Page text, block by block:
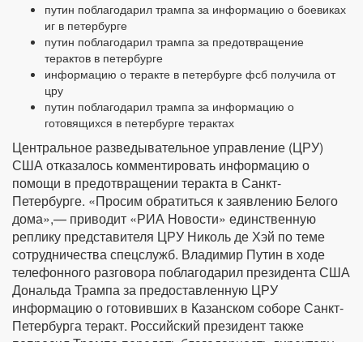
путин поблагодарил трампа за информацию о боевиках
иг в петербурге
путин поблагодарил трампа за предотвращение
терактов в петербурге
информацию о теракте в петербурге фсб получила от
цру
путин поблагодарил трампа за информацию о
готовящихся в петербурге терактах
Центральное разведывательное управление (ЦРУ)
США отказалось комментировать информацию о
помощи в предотвращении теракта в Санкт-
Петербурге. «Просим обратиться к заявлению Белого
дома»,— приводит «РИА Новости» единственную
реплику представителя ЦРУ Николь де Хэй по теме
сотрудничества спецслужб. Владимир Путин в ходе
телефонного разговора поблагодарил президента США
Дональда Трампа за предоставленную ЦРУ
информацию о готовивших в Казанском соборе Санкт-
Петербурга теракт. Российский президент также